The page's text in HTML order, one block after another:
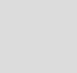
verschiedenen